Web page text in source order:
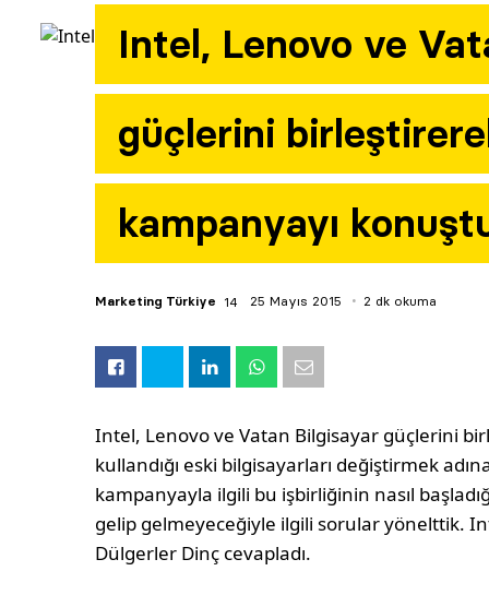
Intel, Lenovo ve
güçlerini
kampanyayı
Marketing Türkiye 25 Mayıs 2015 2 dk okuma
Intel, Lenovo ve Vatan Bilgisayar güçlerini
kullandığı eski bilgisayarları değiştirmek
kampanyayla ilgili bu işbirliğinin nasıl
gelip gelmeyeceğiyle ilgili sorular yönelttik.
Dülgerler Dinç cevapladı.